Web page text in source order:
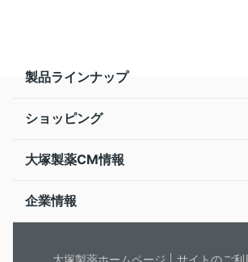
製品ラインナップ
ショッピング
大塚製薬CM情報
企業情報